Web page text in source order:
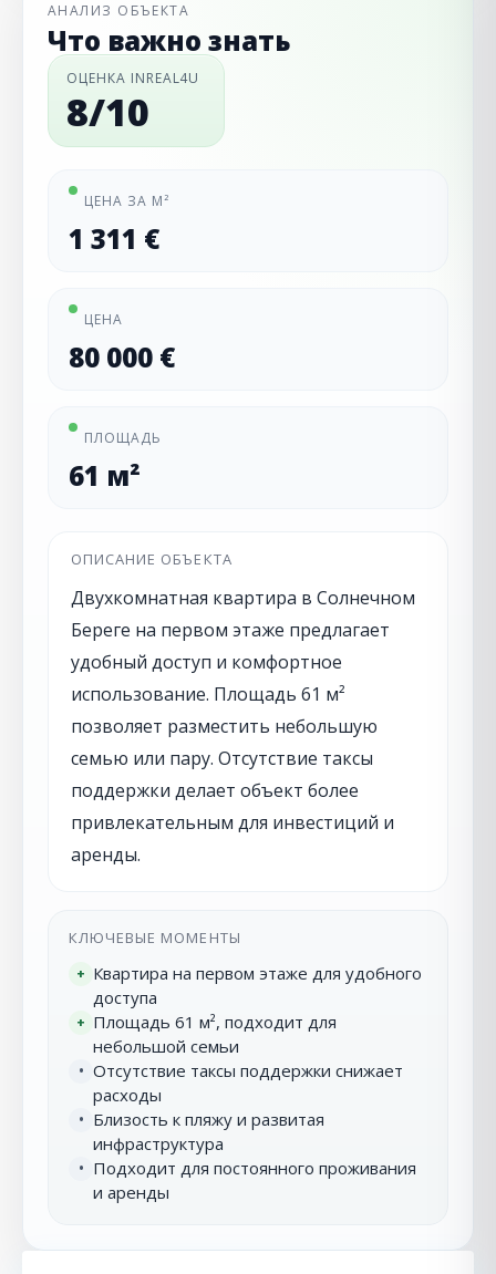
АНАЛИЗ ОБЪЕКТА
Что важно знать
ОЦЕНКА INREAL4U
8/10
ЦЕНА ЗА М²
1 311 €
ЦЕНА
80 000 €
ПЛОЩАДЬ
61 м²
ОПИСАНИЕ ОБЪЕКТА
Двухкомнатная квартира в Солнечном
Береге на первом этаже предлагает
удобный доступ и комфортное
использование. Площадь 61 м²
позволяет разместить небольшую
семью или пару. Отсутствие таксы
поддержки делает объект более
привлекательным для инвестиций и
аренды.
КЛЮЧЕВЫЕ МОМЕНТЫ
+ Квартира на первом этаже для удобного
доступа
+ Площадь 61 м², подходит для
небольшой семьи
• Отсутствие таксы поддержки снижает
расходы
• Близость к пляжу и развитая
инфраструктура
• Подходит для постоянного проживания
и аренды